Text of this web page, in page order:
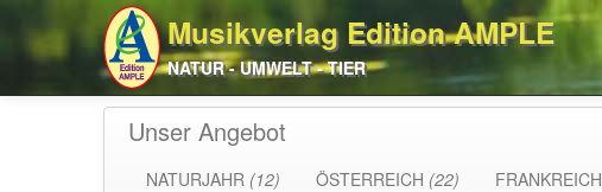
Musikverlag Edition AMPLE
NATUR - UMWELT - TIER
Unser Angebot
NATURJAHR (12) ÖSTERREICH (22) FRANKREICH